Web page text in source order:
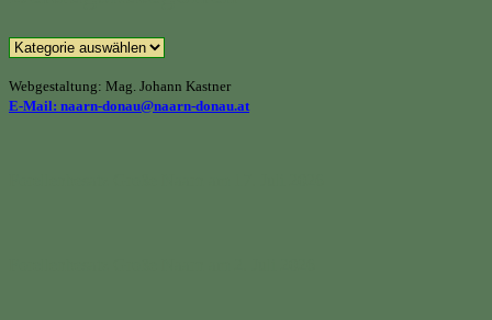
Beitragskategorien
Webgestaltung: Mag. Johann Kastner
E-Mail: naarn-donau@naarn-donau.at